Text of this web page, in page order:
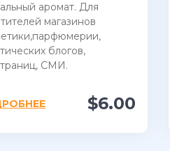
аромат. Для
магазинов
блогов,
СМИ.
$6.00